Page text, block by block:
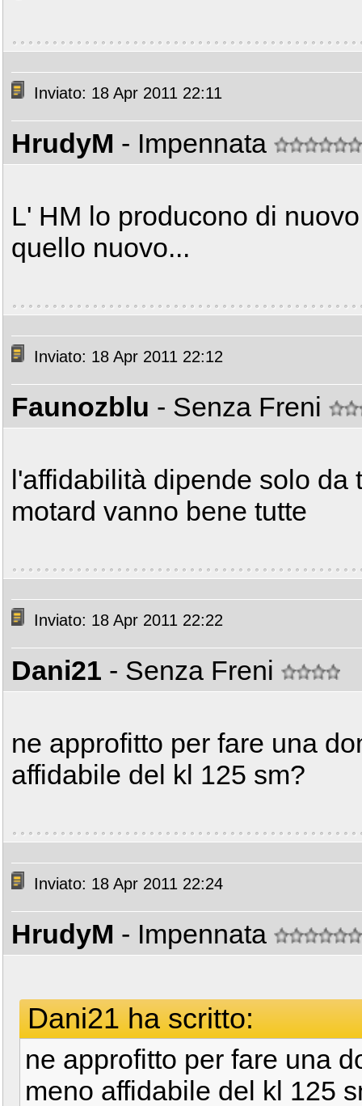
Inviato: 18 Apr 2011 22:11
HrudyM - Impennata
L' HM lo producono di
quello nuovo...
Inviato: 18 Apr 2011 22:12
Faunozblu - Senza Freni
l'affidabilità dipende solo da
motard vanno bene tutte
Inviato: 18 Apr 2011 22:22
Dani21 - Senza Freni
ne approfitto per fare una
affidabile del kl 125 sm?
Inviato: 18 Apr 2011 22:24
HrudyM - Impennata
Dani21 ha scritto:
ne approfitto per fare una
meno affidabile del kl 125